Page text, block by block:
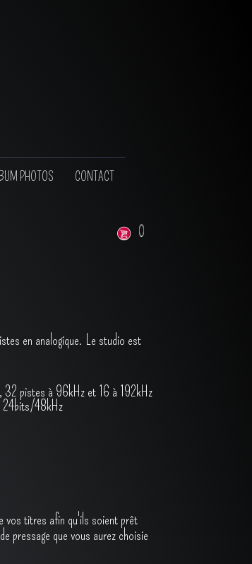
PHOTOS CONTACT
0
en analogique. Le studio est
32 pistes à 96kHz et 16 à 192kHz
24bits/48kHz
vos titres afin qu'ils soient prêt
pressage que vous aurez choisie